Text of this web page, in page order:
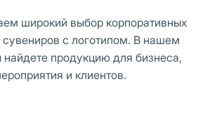
широкий выбор корпоративных
сувениров с логотипом. В нашем
найдете продукцию для бизнеса,
и клиентов.